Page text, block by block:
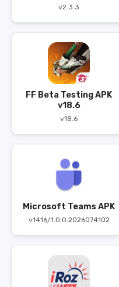
v2.3.3
FF Beta Testing APK
v18.6
v18.6
Microsoft Teams APK
v1416/1.0.0.2026074102